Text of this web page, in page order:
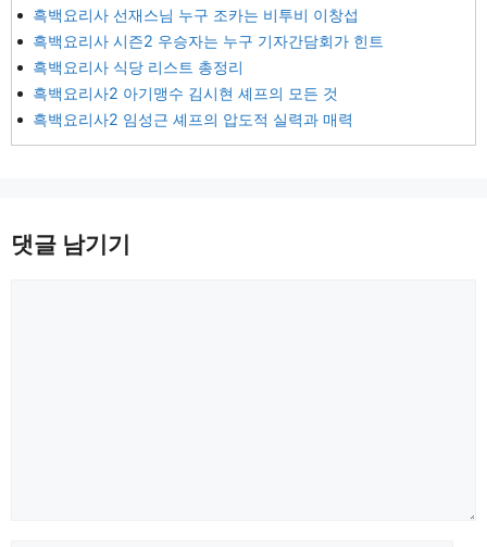
흑백요리사 선재스님 누구 조카는 비투비 이창섭
흑백요리사 시즌2 우승자는 누구 기자간담회가 힌트
흑백요리사 식당 리스트 총정리
흑백요리사2 아기맹수 김시현 셰프의 모든 것
흑백요리사2 임성근 셰프의 압도적 실력과 매력
댓글 남기기